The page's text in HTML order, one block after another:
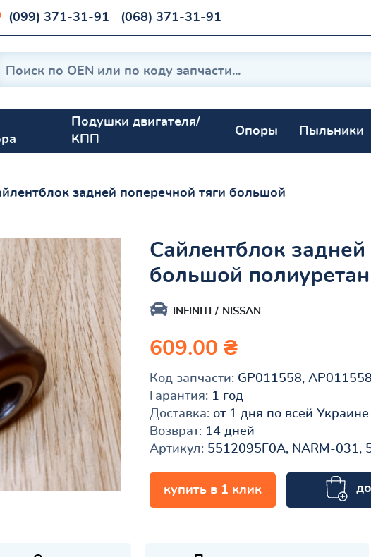
(099) 371-31-91 (068) 371-31-91
Подушки двигателя/
КПП
Опоры Пыльники
задней поперечной тяги большой
Сайлентблок задней
большой полиуретан
INFINITI NISSAN
609.00 ₴
Код запчасти: GP011558, AP011558
Гарантия: 1 год
Доставка: от 1 дня по всей Украине
Возврат: 14 дней
Артикул: 5512095F0A, NARM-031,
купить в 1 клик